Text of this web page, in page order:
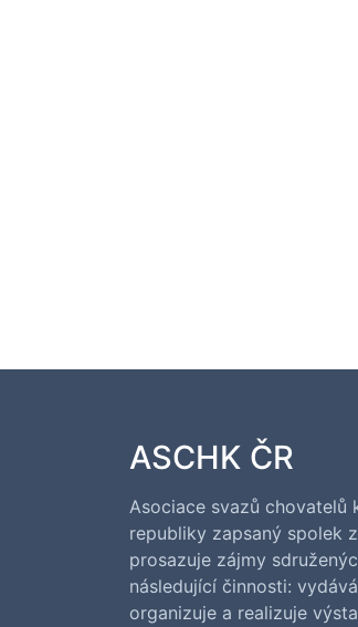
ASCHK ČR
Asociace svazů chovatelů
republiky zapsaný spolek
prosazuje zájmy
následující činnosti:
organizuje a realizuje